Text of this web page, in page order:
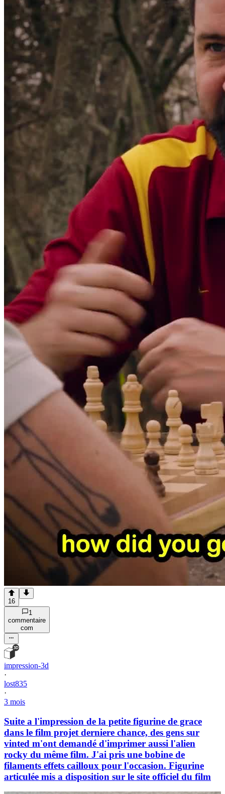
16
1
commentaire
com
impression-3d
·
lost835
·
3 mois
Suite a l'impression de la petite figurine de grace
dans le film projet derniere chance, des gens sur
vinted m'ont demandé d'imprimer aussi l'alien
rocky du même film. J'ai pris une bobine de
filaments effets cailloux pour l'occasion. Figurine
articulée mis a disposition sur le site officiel du film